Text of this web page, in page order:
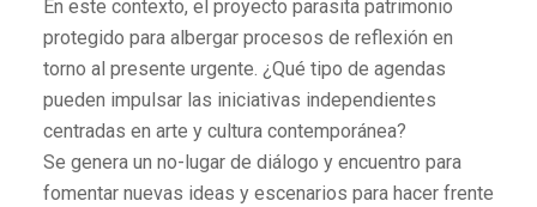
En este contexto, el proyecto parasita patrimonio
protegido para albergar procesos de reflexión en
torno al presente urgente. ¿Qué tipo de agendas
pueden impulsar las iniciativas independientes
centradas en arte y cultura contemporánea?
Se genera un no-lugar de diálogo y encuentro para
fomentar nuevas ideas y escenarios para hacer frente